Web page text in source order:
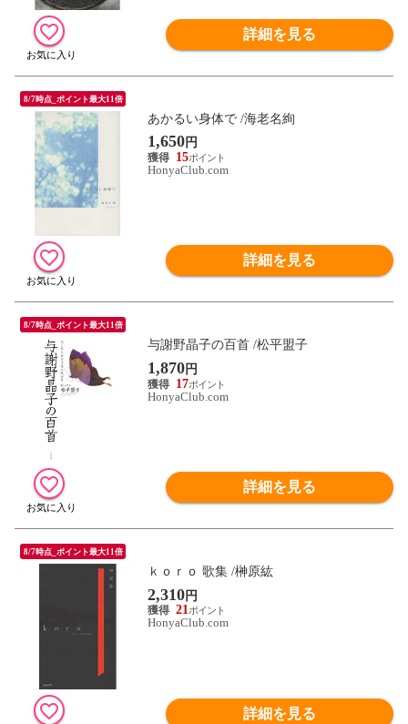
詳細を見る
8/7時点_ポイント最大11倍
あかるい身体で /海老名絢
1,650円
15
HonyaClub.com
詳細を見る
8/7時点_ポイント最大11倍
与謝野晶子の百首 /松平盟子
1,870円
17
HonyaClub.com
詳細を見る
8/7時点_ポイント最大11倍
ｋｏｒｏ 歌集 /榊原紘
2,310円
21
HonyaClub.com
詳細を見る